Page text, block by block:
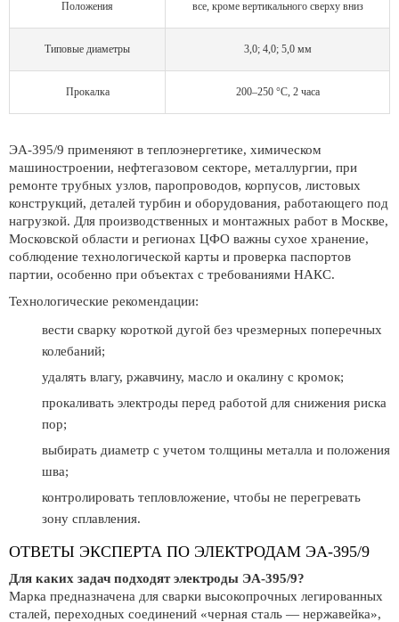
Положения все, кроме вертикального сверху вниз
Типовые диаметры 3,0; 4,0; 5,0 мм
Прокалка 200–250 °C, 2 часа
ЭА-395/9 применяют в теплоэнергетике, химическом
машиностроении, нефтегазовом секторе, металлургии, при
ремонте трубных узлов, паропроводов, корпусов, листовых
конструкций, деталей турбин и оборудования, работающего под
нагрузкой. Для производственных и монтажных работ в Москве,
Московской области и регионах ЦФО важны сухое хранение,
соблюдение технологической карты и проверка паспортов
партии, особенно при объектах с требованиями НАКС.
Технологические рекомендации:
вести сварку короткой дугой без чрезмерных поперечных
колебаний;
удалять влагу, ржавчину, масло и окалину с кромок;
прокаливать электроды перед работой для снижения риска
пор;
выбирать диаметр с учетом толщины металла и положения
шва;
контролировать тепловложение, чтобы не перегревать
зону сплавления.
ОТВЕТЫ ЭКСПЕРТА ПО ЭЛЕКТРОДАМ ЭА-395/9
Для каких задач подходят электроды ЭА-395/9?
Марка предназначена для сварки высокопрочных легированных
сталей, переходных соединений «черная сталь — нержавейка»,